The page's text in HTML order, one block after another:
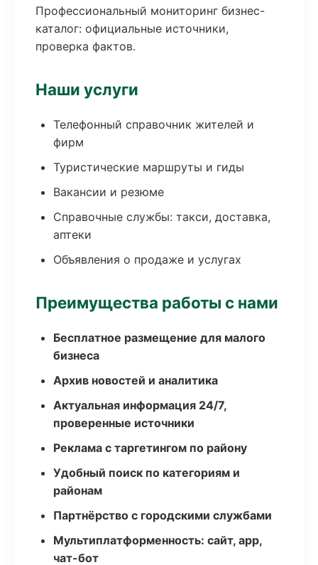
Профессиональный мониторинг бизнес-
каталог: официальные источники,
проверка фактов.
Наши услуги
Телефонный справочник жителей и
фирм
Туристические маршруты и гиды
Вакансии и резюме
Справочные службы: такси, доставка,
аптеки
Объявления о продаже и услугах
Преимущества работы с нами
Бесплатное размещение для малого
бизнеса
Архив новостей и аналитика
Актуальная информация 24/7,
проверенные источники
Реклама с таргетингом по району
Удобный поиск по категориям и
районам
Партнёрство с городскими службами
Мультиплатформенность: сайт, app,
чат-бот